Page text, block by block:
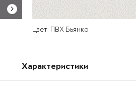
Цвет: ПВХ Бьянко
Характеристики